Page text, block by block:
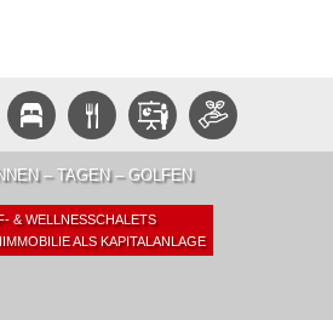
– TAGEN – GOLFEN
& WELLNESSCHALETS
ALS KAPITALANLAGE